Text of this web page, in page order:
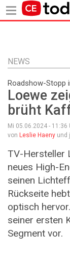
Inhalt
NEWS
Roadshow-Stopp
Loewe
brüht
Mi 05.06.2024 - 11:36
von Leslie Haeny und
TV-Hersteller
neues High-
seinen
Rückseite
optisch
seiner ersten
Segment vor.